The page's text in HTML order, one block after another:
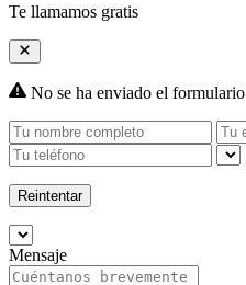
Te llamamos gratis
No se ha enviado el formulario
Reintentar
Mensaje